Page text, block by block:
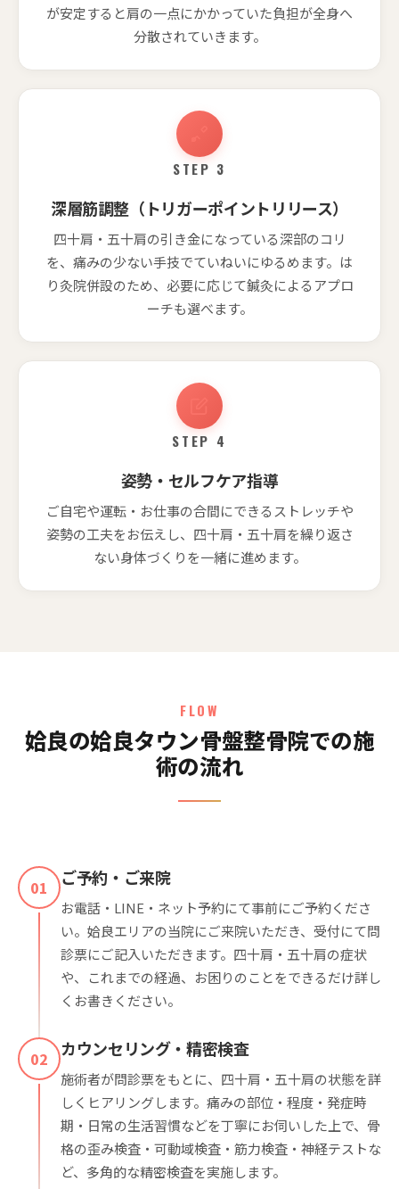
が安定すると肩の一点にかかっていた負担が全身へ
分散されていきます。
STEP 3
深層筋調整（トリガーポイントリリース）
四十肩・五十肩の引き金になっている深部のコリ
を、痛みの少ない手技でていねいにゆるめます。は
り灸院併設のため、必要に応じて鍼灸によるアプロ
ーチも選べます。
STEP 4
姿勢・セルフケア指導
ご自宅や運転・お仕事の合間にできるストレッチや
姿勢の工夫をお伝えし、四十肩・五十肩を繰り返さ
ない身体づくりを一緒に進めます。
FLOW
姶良の姶良タウン骨盤整骨院での施
術の流れ
01 ご予約・ご来院
お電話・LINE・ネット予約にて事前にご予約くださ
い。姶良エリアの当院にご来院いただき、受付にて問
診票にご記入いただきます。四十肩・五十肩の症状
や、これまでの経過、お困りのことをできるだけ詳し
くお書きください。
02 カウンセリング・精密検査
施術者が問診票をもとに、四十肩・五十肩の状態を詳
しくヒアリングします。痛みの部位・程度・発症時
期・日常の生活習慣などを丁寧にお伺いした上で、骨
格の歪み検査・可動域検査・筋力検査・神経テストな
ど、多角的な精密検査を実施します。